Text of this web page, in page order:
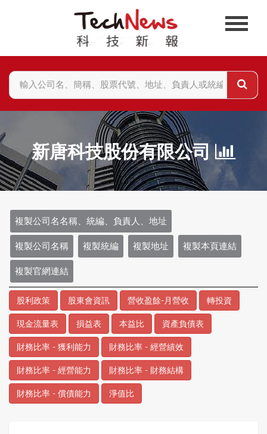
新唐科技股份有限公司
複製公司名名稱、統編、負責人、地址
複製公司名稱 複製統編 複製地址 複製本頁連結
複製官網連結
股利政策 股東會資訊 營收盈餘-月營收 轉投資
現金流量表 損益表 本益比 資產負債表
財務比率 - 獲利能力 財務比率 - 經營績效
財務比率 - 經營能力 財務比率 - 財務結構
財務比率 - 償債能力 淨值比